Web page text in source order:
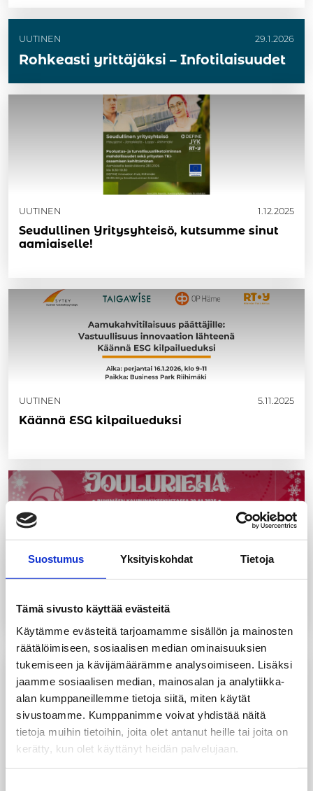
Suostumus Yksityiskohdat Tietoja
Tämä sivusto käyttää evästeitä
Käytämme evästeitä tarjoamamme sisällön ja mainosten
räätälöimiseen, sosiaalisen median ominaisuuksien
tukemiseen ja kävijämäärämme analysoimiseen. Lisäksi
jaamme sosiaalisen median, mainosalan ja analytiikka-
alan kumppaneillemme tietoja siitä, miten käytät
sivustoamme. Kumppanimme voivat yhdistää näitä
tietoja muihin tietoihin, joita olet antanut heille tai joita on
kerätty, kun olet käyttänyt heidän palvelujaan.
UUTINEN 29.1.2026
Rohkeasti yrittäjäksi – Infotilaisuudet
UUTINEN 1.12.2025
Seudullinen Yritysyhteisö, kutsumme sinut
aamiaiselle!
UUTINEN 5.11.2025
Käännä ESG kilpailueduksi
Joulurieha Riihimäen kaupunkikeskustassa
UUTINEN 2.10.2025